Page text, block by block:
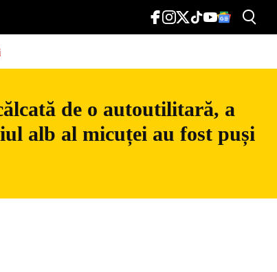
de o autoutilitară, a
alb al micuței au fost puși